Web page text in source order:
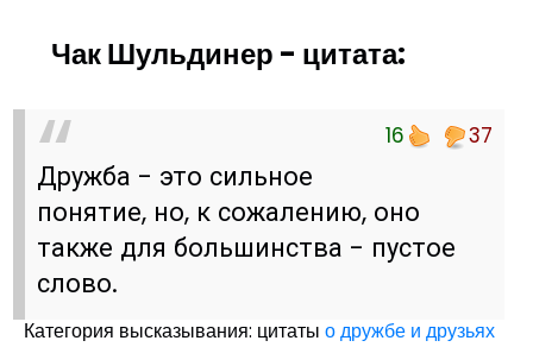
Чак Шульдинер - цитата:
16 37
Дружба - это сильное
понятие, но, к сожалению, оно
также для большинства - пустое
слово.
Категория высказывания: цитатыо дружбе и друзьях